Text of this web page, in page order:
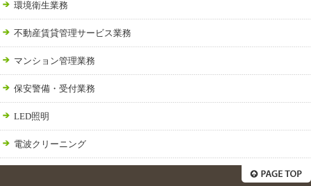
環境衛生業務
不動産賃貸管理サービス業務
マンション管理業務
保安警備・受付業務
LED照明
電波クリーニング